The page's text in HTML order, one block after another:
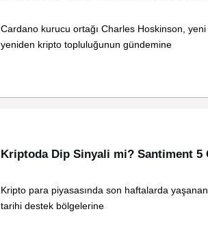
Cardano kurucu ortağı Charles Hoskinson,
yeniden kripto topluluğunun gündemine
Kriptoda Dip Sinyali mi? Santiment 5
Kripto para piyasasında son haftalarda
tarihi destek bölgelerine